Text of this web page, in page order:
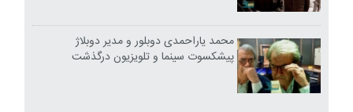
محمد یاراحمدی دوبلور و مدیر دوبلاژ
پیشکسوت سینما و تلویزیون درگذشت